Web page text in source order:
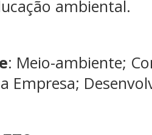
ambiental.
: Meio-ambiente;
Empresa;